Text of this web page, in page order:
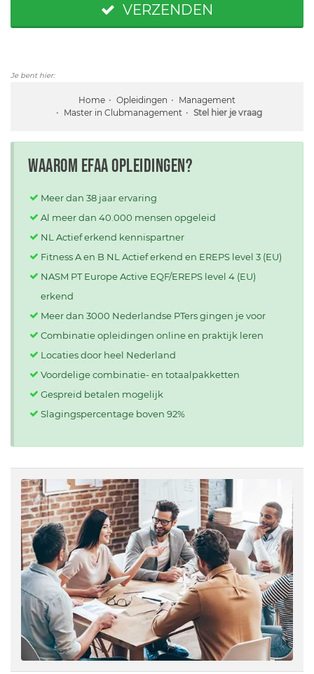
VERZENDEN
Je bent hier:
Home Opleidingen
Management
Master in Clubmanagement
Stel hier je vraag
Waarom EFAA opleidingen?
Meer dan 38 jaar ervaring
Al meer dan 40.000 mensen opgeleid
NL Actief erkend kennispartner
Fitness A en B NL Actief erkend en EREPS level 3 (EU)
NASM PT Europe Active EQF/EREPS level 4 (EU)
erkend
Meer dan 3000 Nederlandse PTers gingen je voor
Combinatie opleidingen online en praktijk leren
Locaties door heel Nederland
Voordelige combinatie- en totaalpakketten
Gespreid betalen mogelijk
Slagingspercentage boven 92%